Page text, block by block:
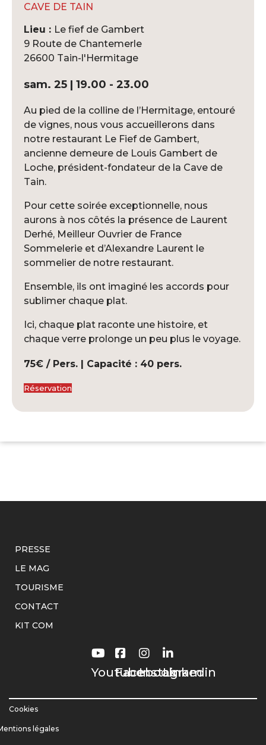
CAVE DE TAIN
Lieu : Le fief de Gambert
9 Route de Chantemerle
26600 Tain-l'Hermitage
sam. 25 | 19.00 - 23.00
Au pied de la colline de l’Hermitage, entouré
de vignes, nous vous accueillerons dans
notre restaurant Le Fief de Gambert,
ancienne demeure de Louis Gambert de
Loche, président-fondateur de la Cave de
Tain.
Pour cette soirée exceptionnelle, nous
aurons à nos côtés la présence de Laurent
Derhé, Meilleur Ouvrier de France
Sommelerie et d’Alexandre Laurent le
sommelier de notre restaurant.
Ensemble, ils ont imaginé les accords pour
sublimer chaque plat.
Ici, chaque plat raconte une histoire, et
chaque verre prolonge un peu plus le voyage.
75€ / Pers. | Capacité : 40 pers.
Réservation
PRESSE
LE MAG
TOURISME
CONTACT
KIT COM
Youtube
Facebook
Instagram
Linkedin
Cookies
légales